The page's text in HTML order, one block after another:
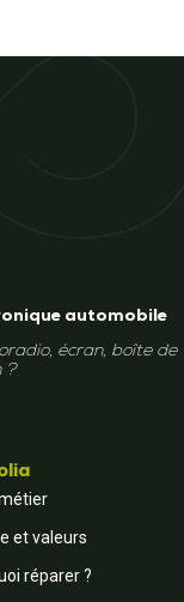
automobile
écran, boîte de
?
et valeurs
réparer ?